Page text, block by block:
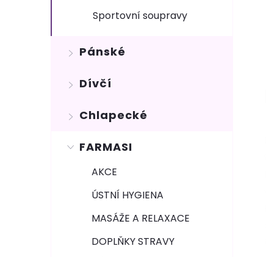
Sportovní soupravy
Pánské
Dívčí
Chlapecké
FARMASI
AKCE
ÚSTNÍ HYGIENA
MASÁŽE A RELAXACE
DOPLŇKY STRAVY